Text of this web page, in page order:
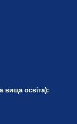
вища освіта):